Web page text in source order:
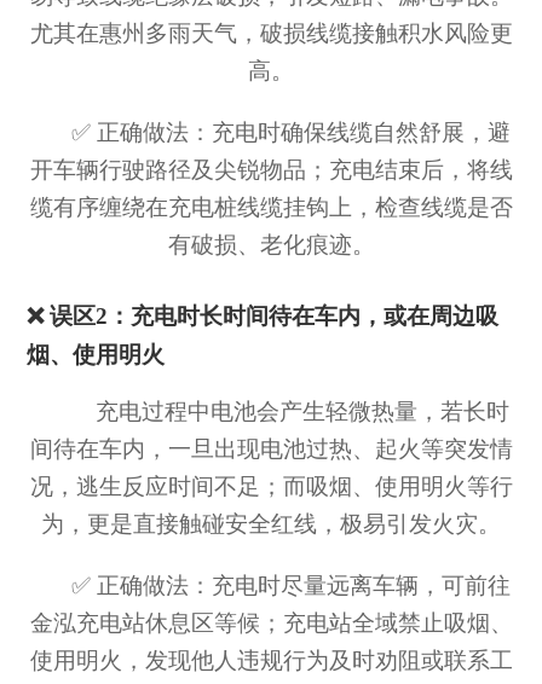
尤其在惠州多雨天气，破损线缆接触积水风险更
高。
✅ 正确做法：充电时确保线缆自然舒展，避
开车辆行驶路径及尖锐物品；充电结束后，将线
缆有序缠绕在充电桩线缆挂钩上，检查线缆是否
有破损、老化痕迹。
❌ 误区2：充电时长时间待在车内，或在周边吸
烟、使用明火
充电过程中电池会产生轻微热量，若长时
间待在车内，一旦出现电池过热、起火等突发情
况，逃生反应时间不足；而吸烟、使用明火等行
为，更是直接触碰安全红线，极易引发火灾。
✅ 正确做法：充电时尽量远离车辆，可前往
金泓充电站休息区等候；充电站全域禁止吸烟、
使用明火，发现他人违规行为及时劝阻或联系工